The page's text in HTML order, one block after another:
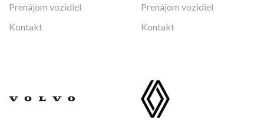
Prenájom vozidiel
Kontakt
Prenájom vozidiel
Kontakt